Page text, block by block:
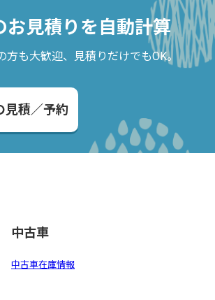
お見積りを自動計算
方も大歓迎、見積りだけでもOK。
見積／予約
中古車
中古車在庫情報